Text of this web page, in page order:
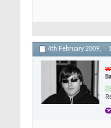
4th February 2009,